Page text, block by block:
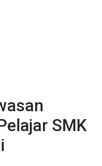
SMK